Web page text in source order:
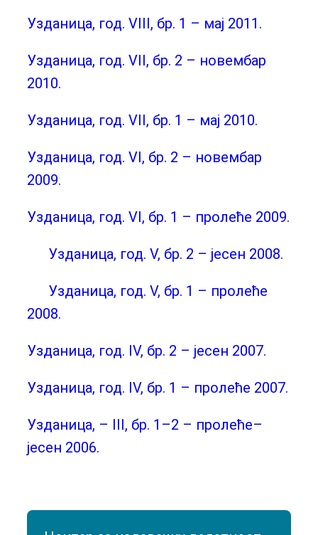
Узданица, год. VIII, бр. 1 – мај 2011.
Узданица, год. VII, бр. 2 – новембар
2010.
Узданица, год. VII, бр. 1 – мај 2010.
Узданица, год. VI, бр. 2 – новембар
2009.
Узданица, год. VI, бр. 1 – пролеће 2009.
Узданица, год. V, бр. 2 – јесен 2008.
Узданица, год. V, бр. 1 – пролеће
2008.
Узданица, год. IV, бр. 2 – јесен 2007.
Узданица, год. IV, бр. 1 – пролеће 2007.
Узданица, – III, бр. 1–2 – пролеће–
јесен 2006.